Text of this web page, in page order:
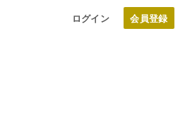
ログイン